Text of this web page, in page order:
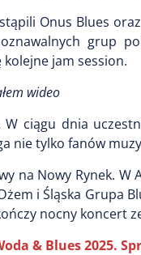
Onus Blues
grup
kolejne jam session.
wideo
ciągu dnia
nie tylko fanów
na Nowy Rynek. W
i Śląska
nocny koncert
& Blues 2025.